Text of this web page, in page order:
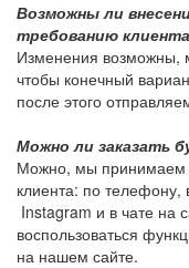
Возможны ли
требованию
Изменения возможны,
чтобы конечный
после этого
Можно ли заказать
Можно, мы принимаем
клиента: по телефону,
Instagram и в чате на
воспользоваться
на нашем сайте.